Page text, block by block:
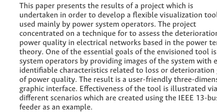
This paper presents the results of a project which is
undertaken in order to develop a flexible visualization
used mainly by power system operators. The project
concentrated on a technique for to assess the
power quality in electrical networks based in the power
theory. One of the essential goals of the envisioned tool
system operators by providing images of the system with
identifiable characteristics related to loss or deterioration
of power quality. The result is a user-friendly three-
graphic interface. Effectiveness of the tool is illustrated via
different scenarios which are created using the IEEE 13-
feeder as an example.